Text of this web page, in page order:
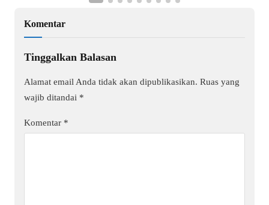
Komentar
Tinggalkan Balasan
Alamat email Anda tidak akan dipublikasikan. Ruas yang
wajib ditandai *
Komentar *